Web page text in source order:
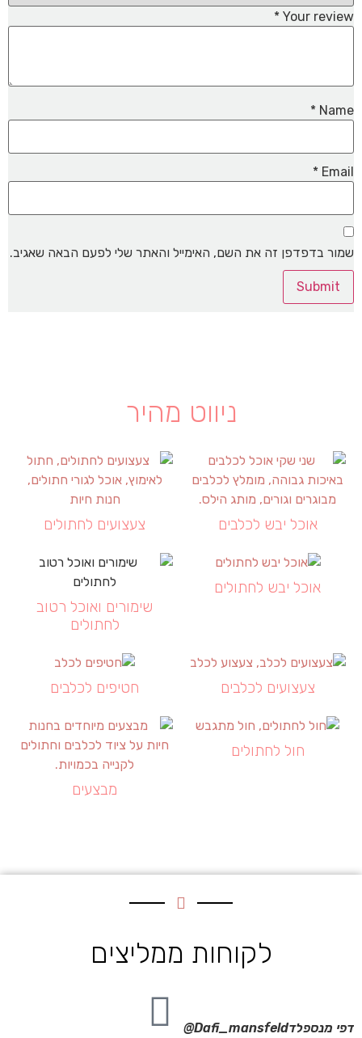
Your review
*
Name
*
Email
*
שמור בדפדפן זה את השם, האימייל והאתר שלי לפעם הבאה שאגיב.
ניווט מהיר
אוכל יבש לכלבים צעצועים לחתולים
אוכל יבש לחתולים
שימורים ואוכל רטוב
לחתולים
צעצועים לכלבים חטיפים לכלבים
חול לחתולים
מבצעים
לקוחות ממליצים
דפי מנספלדDafi_mansfeld@